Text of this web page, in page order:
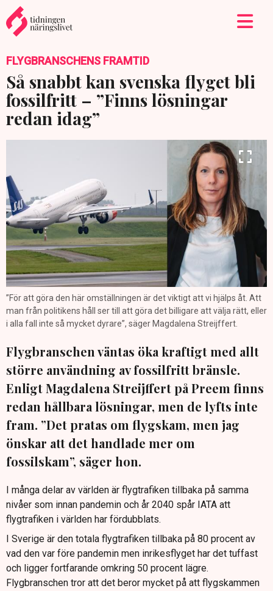
FLYGBRANSCHENS FRAMTID
Så snabbt kan svenska flyget bli
fossilfritt – ”Finns lösningar
redan idag”
”För att göra den här omställningen är det viktigt att vi hjälps åt. Att
man från politikens håll ser till att göra det billigare att välja rätt, eller
i alla fall inte så mycket dyrare”, säger Magdalena Streijffert.
Flygbranschen väntas öka kraftigt med allt
större användning av fossilfritt bränsle.
Enligt Magdalena Streijffert på Preem finns
redan hållbara lösningar, men de lyfts inte
fram. ”Det pratas om flygskam, men jag
önskar att det handlade mer om
fossilskam”, säger hon.
I många delar av världen är flygtrafiken tillbaka på samma
nivåer som innan pandemin och år 2040 spår IATA att
flygtrafiken i världen har fördubblats.
I Sverige är den totala flygtrafiken tillbaka på 80 procent av
vad den var före pandemin men inrikesflyget har det tuffast
och ligger fortfarande omkring 50 procent lägre.
Flygbranschen tror att det beror mycket på att flygskammen